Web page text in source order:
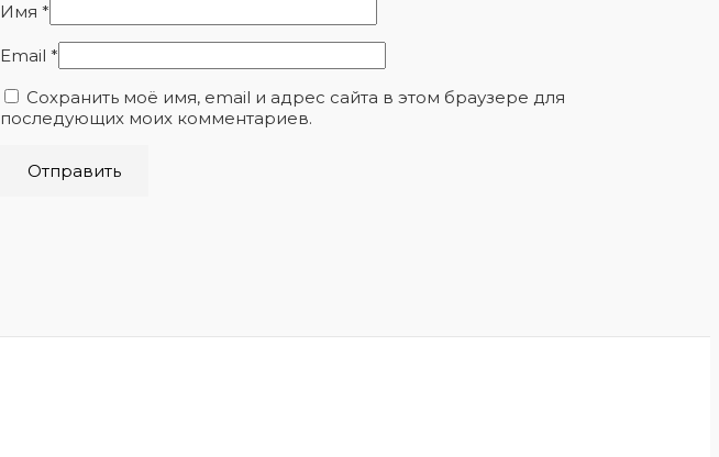
Имя *
Email *
Сохранить моё имя, email и адрес сайта в этом браузере для
последующих моих комментариев.